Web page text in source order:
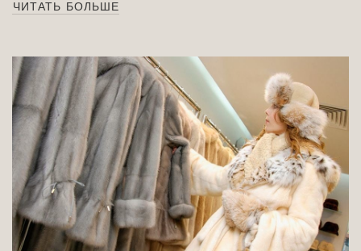
ЧИТАТЬ БОЛЬШЕ